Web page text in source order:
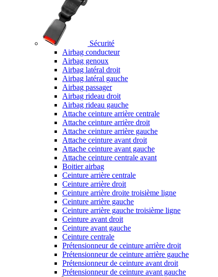
Sécurité
Airbag conducteur
Airbag genoux
Airbag latéral droit
Airbag latéral gauche
Airbag passager
Airbag rideau droit
Airbag rideau gauche
Attache ceinture arrière centrale
Attache ceinture arrière droit
Attache ceinture arrière gauche
Attache ceinture avant droit
Attache ceinture avant gauche
Attache ceinture centrale avant
Boitier airbag
Ceinture arrière centrale
Ceinture arrière droit
Ceinture arrière droite troisième ligne
Ceinture arrière gauche
Ceinture arrière gauche troisième ligne
Ceinture avant droit
Ceinture avant gauche
Ceinture centrale
Prétensionneur de ceinture arrière droit
Prétensionneur de ceinture arrière gauche
Prétensionneur de ceinture avant droit
Prétensionneur de ceinture avant gauche